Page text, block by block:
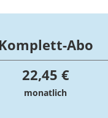
Komplett-Abo
22,45 €
monatlich